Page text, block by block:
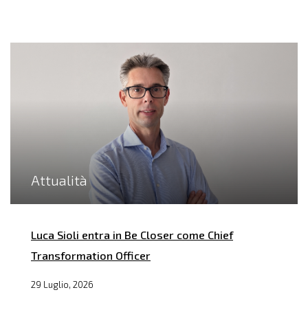
Attualità
Luca Sioli entra in Be Closer come Chief
Transformation Officer
29 Luglio, 2026